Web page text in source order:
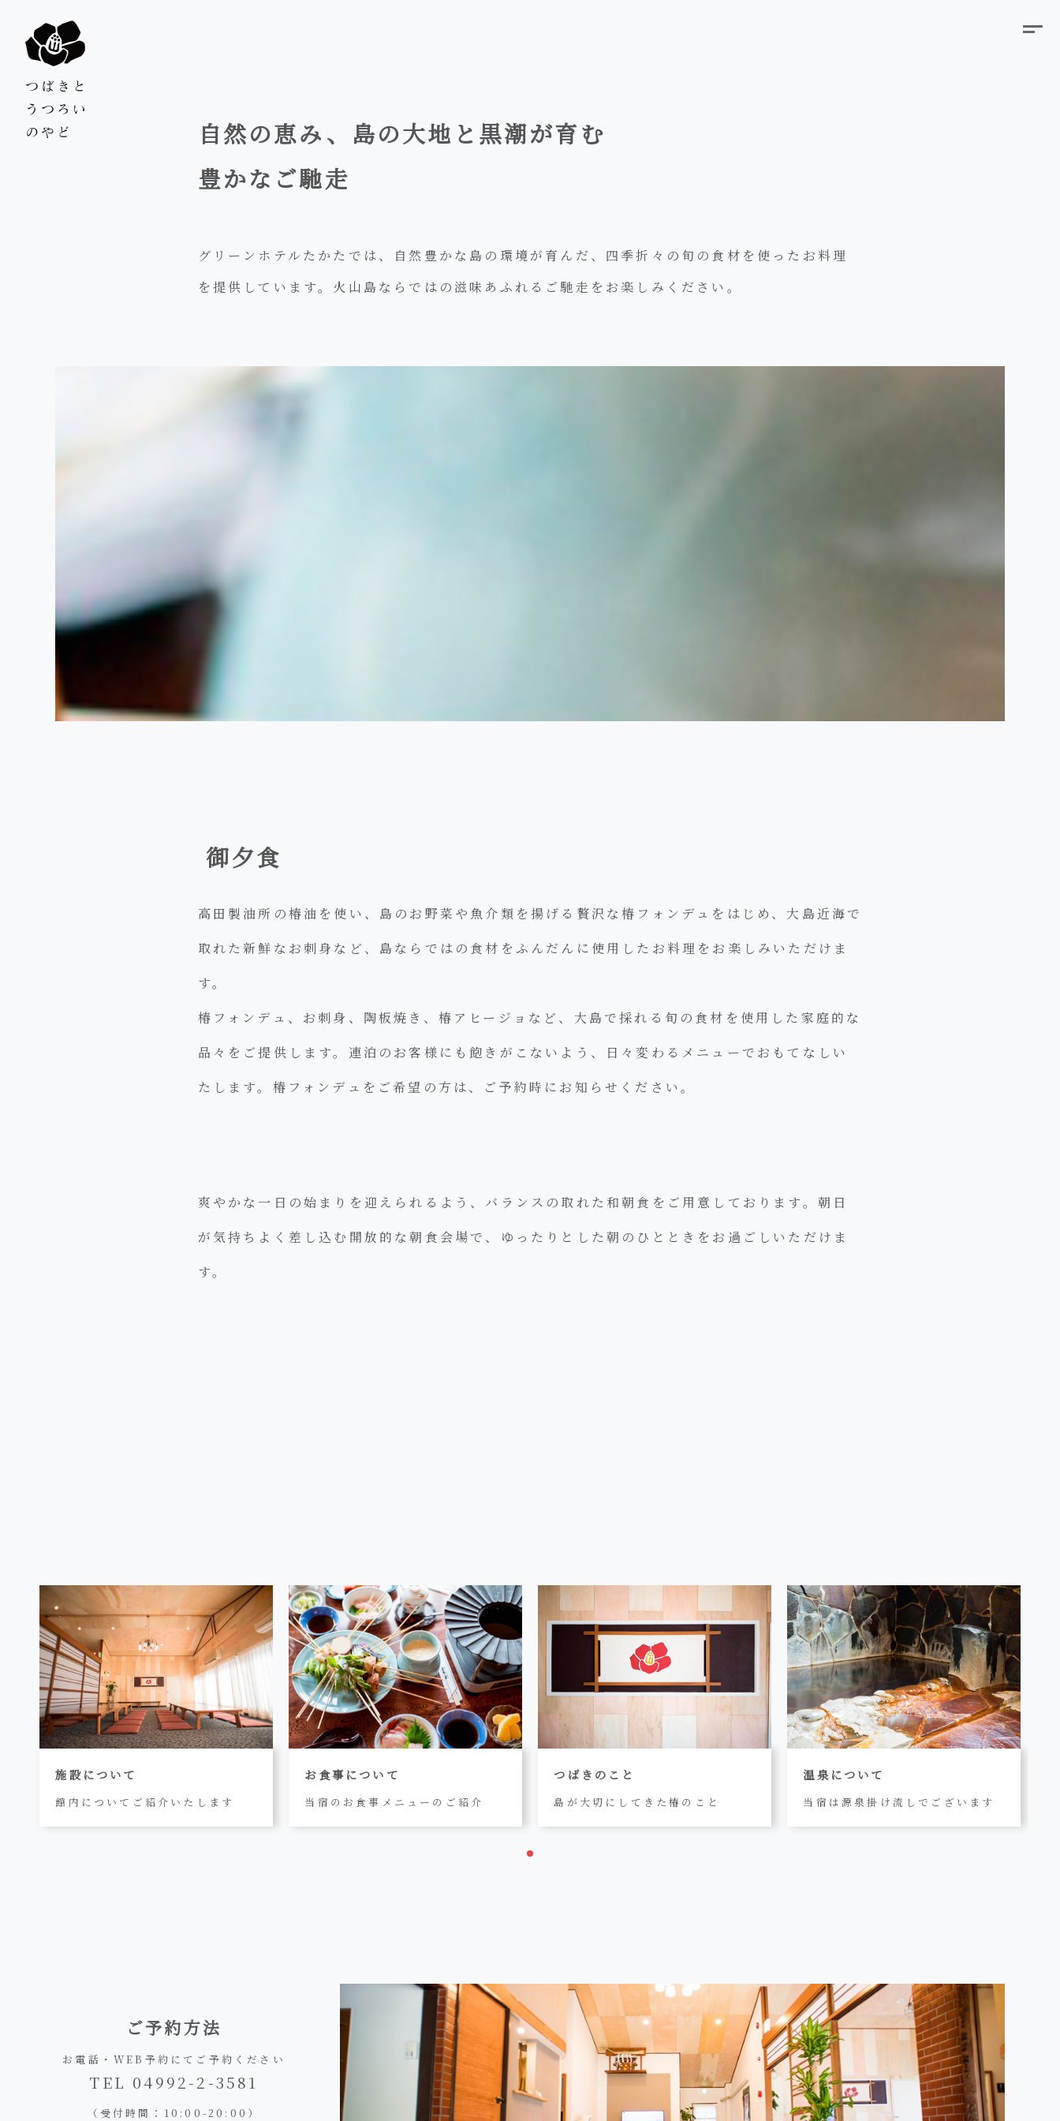
自然の恵み、島の大地と黒潮が育む
豊かなご馳走
グリーンホテルたかたでは、自然豊かな島の環境が育んだ、四季折々の旬の食材を使ったお料理
を提供しています。火山島ならではの滋味あふれるご馳走をお楽しみください。
御夕食
高田製油所の椿油を使い、島のお野菜や魚介類を揚げる贅沢な椿フォンデュをはじめ、大島近海で
取れた新鮮なお刺身など、島ならではの食材をふんだんに使用したお料理をお楽しみいただけま
す。
椿フォンデュ、お刺身、陶板焼き、椿アヒージョなど、大島で採れる旬の食材を使用した家庭的な
品々をご提供します。連泊のお客様にも飽きがこないよう、日々変わるメニューでおもてなしい
たします。椿フォンデュをご希望の方は、ご予約時にお知らせください。
爽やかな一日の始まりを迎えられるよう、バランスの取れた和朝食をご用意しております。朝日
が気持ちよく差し込む開放的な朝食会場で、ゆったりとした朝のひとときをお過ごしいただけま
す。
施設について
館内についてご紹介いたします
お食事について
当宿のお食事メニューのご紹介
つばきのこと
島が大切にしてきた椿のこと
温泉について
当宿は源泉掛け流しでございます
1
ご予約方法
お電話・WEB予約にてご予約ください
TEL 04992-2-3581
（受付時間：10:00-20:00）